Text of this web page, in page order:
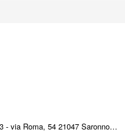
Smart Touch srl - P.IVA IT-03357540123 - via Roma, 54 21047 Saronno (VA) ITALY